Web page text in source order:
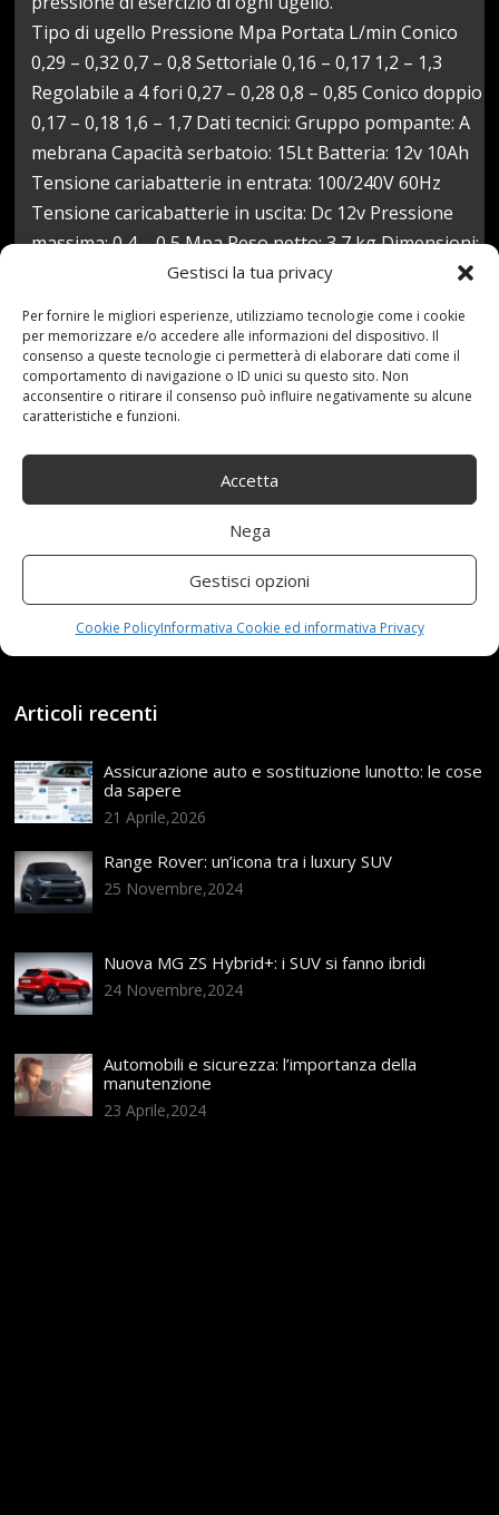
Gestisci la tua privacy
Per fornire le migliori esperienze, utilizziamo tecnologie come i cookie
per memorizzare e/o accedere alle informazioni del dispositivo. Il
consenso a queste tecnologie ci permetterà di elaborare dati come il
comportamento di navigazione o ID unici su questo sito. Non
acconsentire o ritirare il consenso può influire negativamente su alcune
caratteristiche e funzioni.
Accetta
Nega
Gestisci opzioni
Cookie PolicyInformativa Cookie ed informativa Privacy
Tipo di ugello Pressione Mpa Portata L/min Conico
0,29 – 0,32 0,7 – 0,8 Settoriale 0,16 – 0,17 1,2 – 1,3
Regolabile a 4 fori 0,27 – 0,28 0,8 – 0,85 Conico doppio
0,17 – 0,18 1,6 – 1,7 Dati tecnici: Gruppo pompante: A
mebrana Capacità serbatoio: 15Lt Batteria: 12v 10Ah
Tensione cariabatterie in entrata: 100/240V 60Hz
Tensione caricabatterie in uscita: Dc 12v Pressione
massima: 0,4 – 0,5 Mpa Peso netto: 3,7 kg Dimensioni:
(alla data del Nov 09, 2020 04:25:38 UTC –Dettagli )
9 Novembre 2020 redazione
12V10AH,AUSONIA,Batteria,con,Litio,Pompa,
SPALLA
Categories: Shop
Articoli recenti
Assicurazione auto e sostituzione lunotto: le cose
da sapere
21 Aprile,2026
Range Rover: un’icona tra i luxury SUV
25 Novembre,2024
Nuova MG ZS Hybrid+: i SUV si fanno ibridi
24 Novembre,2024
Automobili e sicurezza: l’importanza della
manutenzione
23 Aprile,2024